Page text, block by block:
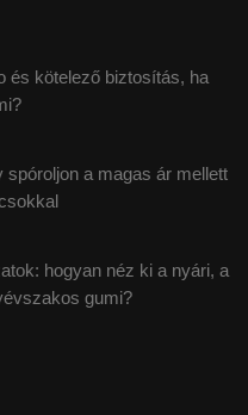
és kötelező biztosítás, ha
spóroljon a magas ár mellett
hogyan néz ki a nyári, a
gumi?